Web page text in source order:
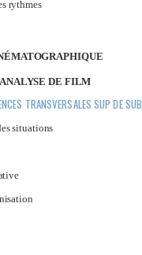
rythmes
DE FILM
TRANSVERSALES SUP DE SUB
situations